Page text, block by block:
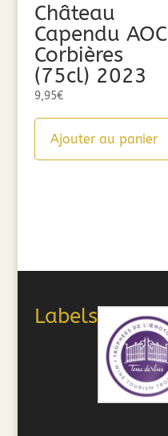
Château
Capendu AOC
Corbières
(75cl) 2023
9,95€
Ajouter au panier
Labels